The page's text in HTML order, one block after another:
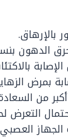
بالإرهاق.
الدهون بنسبة
بمرض
من
التعرض